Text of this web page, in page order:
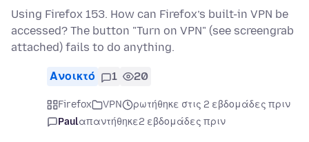
Using Firefox 153. How can Firefox’s built-in VPN be
accessed? The button "Turn on VPN" (see screengrab
attached) fails to do anything.
Ανοικτό 1 20
Firefox VPN
ρωτήθηκε στις 2 εβδομάδες πριν
Paulαπαντήθηκε2 εβδομάδες πριν